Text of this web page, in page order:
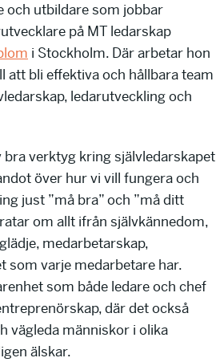
och utbildare som jobbar
på MT ledarskap
i Stockholm. Där arbetar hon
att bli effektiva och hållbara team
ledarutveckling och
bra verktyg kring självledarskapet
över hur vi vill fungera och
just ”må bra” och ”må ditt
om allt ifrån självkännedom,
medarbetarskap,
som varje medarbetare har.
som både ledare och chef
där det också
vägleda människor i olika
älskar.